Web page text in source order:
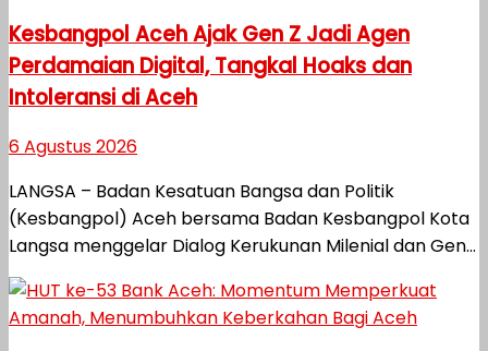
Kesbangpol Aceh Ajak Gen Z Jadi Agen
Perdamaian Digital, Tangkal Hoaks dan
Intoleransi di Aceh
6 Agustus 2026
LANGSA – Badan Kesatuan Bangsa dan Politik
(Kesbangpol) Aceh bersama Badan Kesbangpol Kota
Langsa menggelar Dialog Kerukunan Milenial dan Gen...